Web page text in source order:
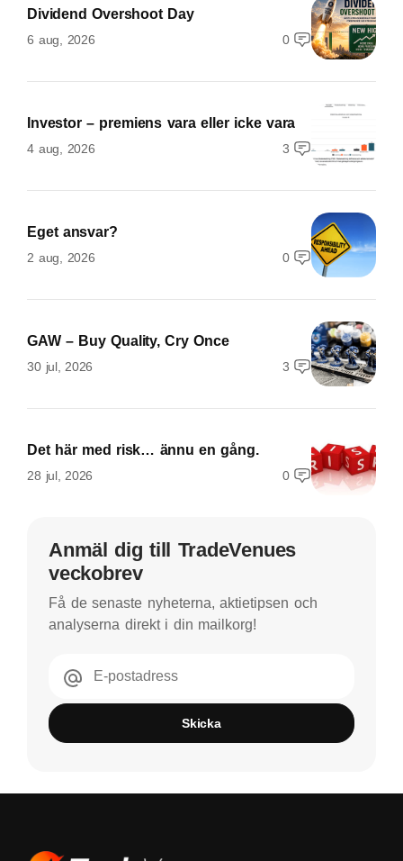
Dividend Overshoot Day
6 aug, 2026 0
Investor – premiens vara eller icke vara
4 aug, 2026 3
Eget ansvar?
2 aug, 2026 0
GAW – Buy Quality, Cry Once
30 jul, 2026 3
Det här med risk… ännu en gång.
28 jul, 2026 0
Anmäl dig till TradeVenues
veckobrev
Få de senaste nyheterna, aktietipsen och
analyserna direkt i din mailkorg!
E-postadress
Skicka